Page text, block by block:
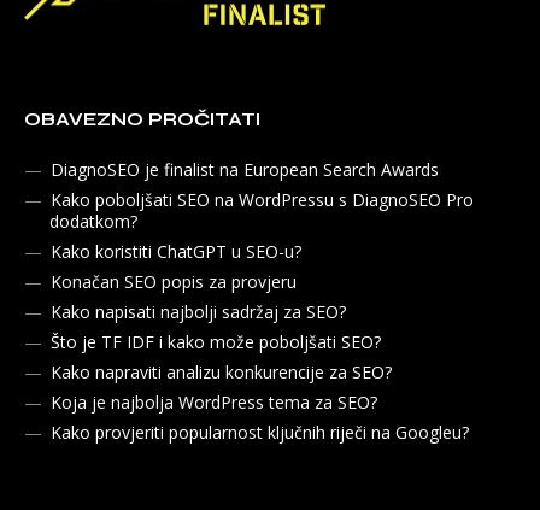
OBAVEZNO PROČITATI
DiagnoSEO je finalist na European Search Awards
Kako poboljšati SEO na WordPressu s DiagnoSEO Pro
dodatkom?
Kako koristiti ChatGPT u SEO-u?
Konačan SEO popis za provjeru
Kako napisati najbolji sadržaj za SEO?
Što je TF IDF i kako može poboljšati SEO?
Kako napraviti analizu konkurencije za SEO?
Koja je najbolja WordPress tema za SEO?
Kako provjeriti popularnost ključnih riječi na Googleu?